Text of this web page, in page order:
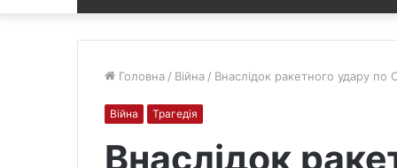
Головна / Війна / Внаслідок ракетного удару по
Війна Трагедія
Внаслідок